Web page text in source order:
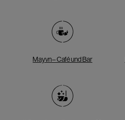
Mayvn – Café und Bar